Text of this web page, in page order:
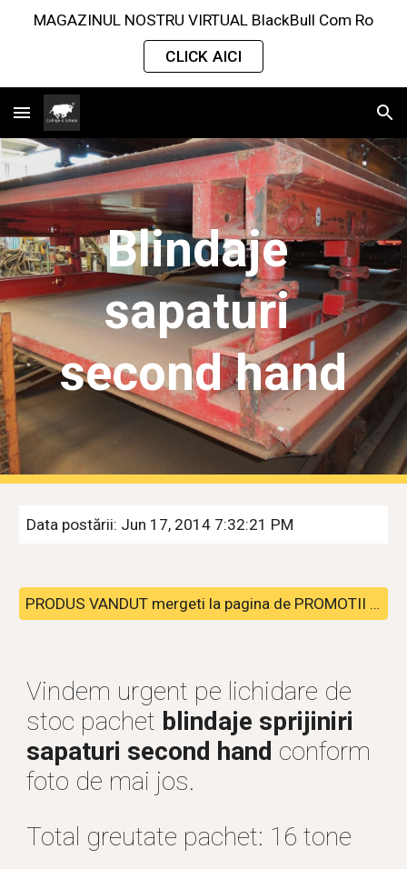
MAGAZINUL NOSTRU VIRTUAL BlackBull Com Ro
CLICK AICI
Blindaje
sapaturi
second hand
Data postării: Jun 17, 2014 7:32:21 PM
PRODUS VANDUT mergeti la pagina de PROMOTII pentru alte pachete disponibile
Vindem urgent pe lichidare de
stoc pachet blindaje sprijiniri
sapaturi second hand conform
foto de mai jos.
Total greutate pachet: 16 tone